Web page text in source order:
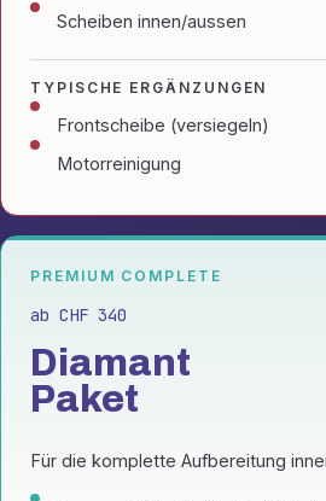
Scheiben innen/aussen
TYPISCHE ERGÄNZUNGEN
Frontscheibe (versiegeln)
Motorreinigung
PREMIUM COMPLETE
ab CHF 340
Diamant
Paket
Für die komplette Aufbereitung